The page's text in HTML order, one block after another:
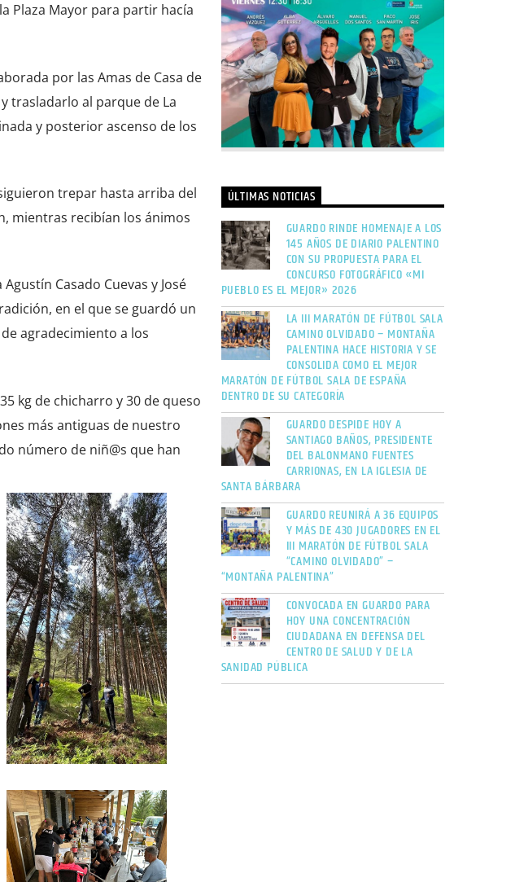
Plaza Mayor para partir hacía
por las Amas de Casa de
trasladarlo al parque de La
y posterior ascenso de los
trepar hasta arriba del
mientras recibían los ánimos
Casado Cuevas y José
en el que se guardó un
agradecimiento a los
kg de chicharro y 30 de queso
más antiguas de nuestro
número de niñ@s que han
ÚLTIMAS NOTICIAS
GUARDO RINDE HOMENAJE A LOS
145 AÑOS DE DIARIO PALENTINO
CON SU PROPUESTA PARA EL
CONCURSO FOTOGRÁFICO «MI
PUEBLO ES EL MEJOR» 2026
LA III MARATÓN DE FÚTBOL SALA
CAMINO OLVIDADO – MONTAÑA
PALENTINA HACE HISTORIA Y SE
CONSOLIDA COMO EL MEJOR
MARATÓN DE FÚTBOL SALA DE ESPAÑA
DENTRO DE SU CATEGORÍA
GUARDO DESPIDE HOY A
SANTIAGO BAÑOS, PRESIDENTE
DEL BALONMANO FUENTES
CARRIONAS, EN LA IGLESIA DE
SANTA BÁRBARA
GUARDO REUNIRÁ A 36 EQUIPOS
Y MÁS DE 430 JUGADORES EN EL
III MARATÓN DE FÚTBOL SALA
“CAMINO OLVIDADO” –
“MONTAÑA PALENTINA”
CONVOCADA EN GUARDO PARA
HOY UNA CONCENTRACIÓN
CIUDADANA EN DEFENSA DEL
CENTRO DE SALUD Y DE LA
SANIDAD PÚBLICA